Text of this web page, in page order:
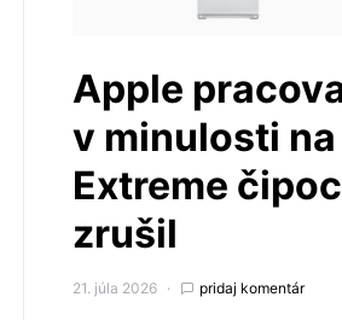
Apple
v minulosti
Extreme
zrušil
21. júla 2026 pridaj komentár